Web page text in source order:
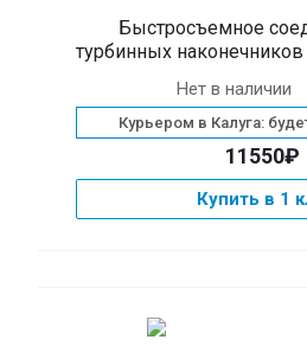
Быстросъемное
турбинных
Нет в наличии
Курьером в Калуга:
11550₽
Купить в 1